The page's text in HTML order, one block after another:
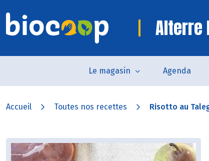
Alterre
Le magasin Agenda
Accueil Toutes nos recettes Risotto au